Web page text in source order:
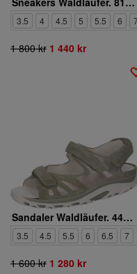
3.5 4 4.5 5 5.5 6
1 800 kr 1 440 kr
Sandaler Waldläufer. 448001-235-293
3.5 4.5 5.5 6 6.5 7
1 600 kr 1 280 kr